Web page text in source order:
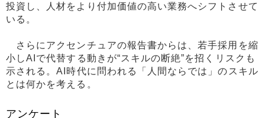
投資し、人材をより付加価値の高い業務へシフトさせて
いる。
さらにアクセンチュアの報告書からは、若手採用を縮
小しAIで代替する動きが“スキルの断絶”を招くリスクも
示される。AI時代に問われる「人間ならでは」のスキル
とは何かを考える。
アンケート